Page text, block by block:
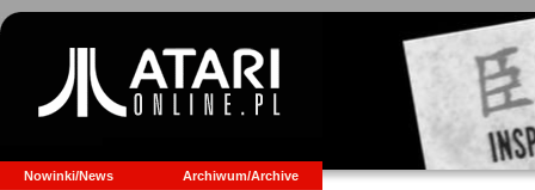
Nowinki/News Archiwum/Archive